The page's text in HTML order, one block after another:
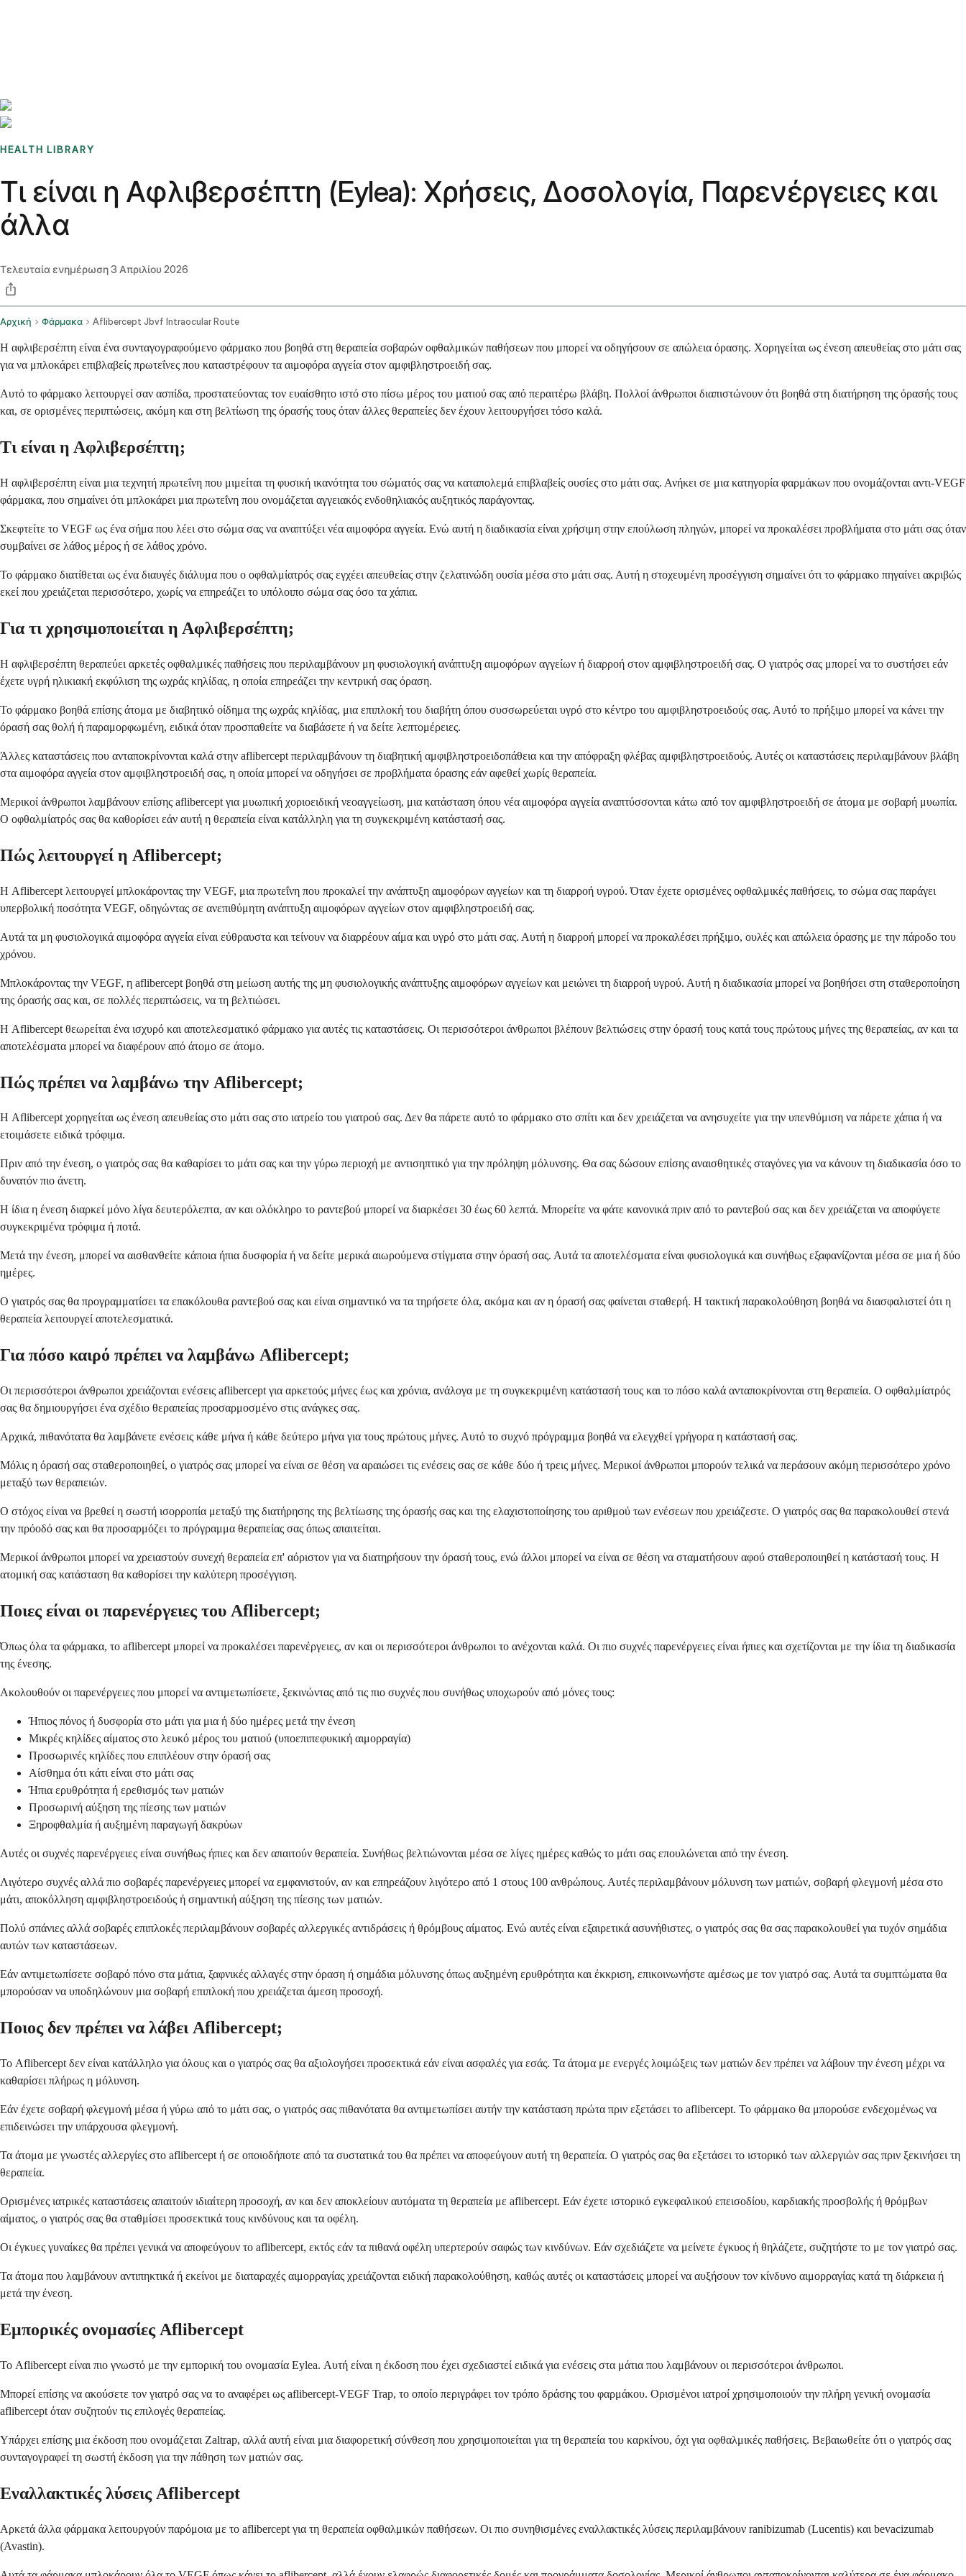
HEALTH LIBRARY
Τι είναι η Αφλιβερσέπτη (Eylea): Χρήσεις, Δοσολογία, Παρενέργειες και
άλλα
Τελευταία ενημέρωση3 Απριλίου 2026
Αρχική Φάρμακα Aflibercept Jbvf Intraocular Route
Η αφλιβερσέπτη είναι ένα συνταγογραφούμενο φάρμακο που βοηθά στη θεραπεία σοβαρών οφθαλμικών παθήσεων που μπορεί να οδηγήσουν σε απώλεια όρασης. Χορηγείται ως ένεση απευθείας στο μάτι σας
για να μπλοκάρει επιβλαβείς πρωτεΐνες που καταστρέφουν τα αιμοφόρα αγγεία στον αμφιβληστροειδή σας.
Αυτό το φάρμακο λειτουργεί σαν ασπίδα, προστατεύοντας τον ευαίσθητο ιστό στο πίσω μέρος του ματιού σας από περαιτέρω βλάβη. Πολλοί άνθρωποι διαπιστώνουν ότι βοηθά στη διατήρηση της όρασής τους
και, σε ορισμένες περιπτώσεις, ακόμη και στη βελτίωση της όρασής τους όταν άλλες θεραπείες δεν έχουν λειτουργήσει τόσο καλά.
Τι είναι η Αφλιβερσέπτη;
Η αφλιβερσέπτη είναι μια τεχνητή πρωτεΐνη που μιμείται τη φυσική ικανότητα του σώματός σας να καταπολεμά επιβλαβείς ουσίες στο μάτι σας. Ανήκει σε μια κατηγορία φαρμάκων που ονομάζονται αντι-VEGF
φάρμακα, που σημαίνει ότι μπλοκάρει μια πρωτεΐνη που ονομάζεται αγγειακός ενδοθηλιακός αυξητικός παράγοντας.
Σκεφτείτε το VEGF ως ένα σήμα που λέει στο σώμα σας να αναπτύξει νέα αιμοφόρα αγγεία. Ενώ αυτή η διαδικασία είναι χρήσιμη στην επούλωση πληγών, μπορεί να προκαλέσει προβλήματα στο μάτι σας όταν
συμβαίνει σε λάθος μέρος ή σε λάθος χρόνο.
Το φάρμακο διατίθεται ως ένα διαυγές διάλυμα που ο οφθαλμίατρός σας εγχέει απευθείας στην ζελατινώδη ουσία μέσα στο μάτι σας. Αυτή η στοχευμένη προσέγγιση σημαίνει ότι το φάρμακο πηγαίνει ακριβώς
εκεί που χρειάζεται περισσότερο, χωρίς να επηρεάζει το υπόλοιπο σώμα σας όσο τα χάπια.
Για τι χρησιμοποιείται η Αφλιβερσέπτη;
Η αφλιβερσέπτη θεραπεύει αρκετές οφθαλμικές παθήσεις που περιλαμβάνουν μη φυσιολογική ανάπτυξη αιμοφόρων αγγείων ή διαρροή στον αμφιβληστροειδή σας. Ο γιατρός σας μπορεί να το συστήσει εάν
έχετε υγρή ηλικιακή εκφύλιση της ωχράς κηλίδας, η οποία επηρεάζει την κεντρική σας όραση.
Το φάρμακο βοηθά επίσης άτομα με διαβητικό οίδημα της ωχράς κηλίδας, μια επιπλοκή του διαβήτη όπου συσσωρεύεται υγρό στο κέντρο του αμφιβληστροειδούς σας. Αυτό το πρήξιμο μπορεί να κάνει την
όρασή σας θολή ή παραμορφωμένη, ειδικά όταν προσπαθείτε να διαβάσετε ή να δείτε λεπτομέρειες.
Άλλες καταστάσεις που ανταποκρίνονται καλά στην aflibercept περιλαμβάνουν τη διαβητική αμφιβληστροειδοπάθεια και την απόφραξη φλέβας αμφιβληστροειδούς. Αυτές οι καταστάσεις περιλαμβάνουν βλάβη
στα αιμοφόρα αγγεία στον αμφιβληστροειδή σας, η οποία μπορεί να οδηγήσει σε προβλήματα όρασης εάν αφεθεί χωρίς θεραπεία.
Μερικοί άνθρωποι λαμβάνουν επίσης aflibercept για μυωπική χοριοειδική νεοαγγείωση, μια κατάσταση όπου νέα αιμοφόρα αγγεία αναπτύσσονται κάτω από τον αμφιβληστροειδή σε άτομα με σοβαρή μυωπία.
Ο οφθαλμίατρός σας θα καθορίσει εάν αυτή η θεραπεία είναι κατάλληλη για τη συγκεκριμένη κατάστασή σας.
Πώς λειτουργεί η Aflibercept;
Η Aflibercept λειτουργεί μπλοκάροντας την VEGF, μια πρωτεΐνη που προκαλεί την ανάπτυξη αιμοφόρων αγγείων και τη διαρροή υγρού. Όταν έχετε ορισμένες οφθαλμικές παθήσεις, το σώμα σας παράγει
υπερβολική ποσότητα VEGF, οδηγώντας σε ανεπιθύμητη ανάπτυξη αιμοφόρων αγγείων στον αμφιβληστροειδή σας.
Αυτά τα μη φυσιολογικά αιμοφόρα αγγεία είναι εύθραυστα και τείνουν να διαρρέουν αίμα και υγρό στο μάτι σας. Αυτή η διαρροή μπορεί να προκαλέσει πρήξιμο, ουλές και απώλεια όρασης με την πάροδο του
χρόνου.
Μπλοκάροντας την VEGF, η aflibercept βοηθά στη μείωση αυτής της μη φυσιολογικής ανάπτυξης αιμοφόρων αγγείων και μειώνει τη διαρροή υγρού. Αυτή η διαδικασία μπορεί να βοηθήσει στη σταθεροποίηση
της όρασής σας και, σε πολλές περιπτώσεις, να τη βελτιώσει.
Η Aflibercept θεωρείται ένα ισχυρό και αποτελεσματικό φάρμακο για αυτές τις καταστάσεις. Οι περισσότεροι άνθρωποι βλέπουν βελτιώσεις στην όρασή τους κατά τους πρώτους μήνες της θεραπείας, αν και τα
αποτελέσματα μπορεί να διαφέρουν από άτομο σε άτομο.
Πώς πρέπει να λαμβάνω την Aflibercept;
Η Aflibercept χορηγείται ως ένεση απευθείας στο μάτι σας στο ιατρείο του γιατρού σας. Δεν θα πάρετε αυτό το φάρμακο στο σπίτι και δεν χρειάζεται να ανησυχείτε για την υπενθύμιση να πάρετε χάπια ή να
ετοιμάσετε ειδικά τρόφιμα.
Πριν από την ένεση, ο γιατρός σας θα καθαρίσει το μάτι σας και την γύρω περιοχή με αντισηπτικό για την πρόληψη μόλυνσης. Θα σας δώσουν επίσης αναισθητικές σταγόνες για να κάνουν τη διαδικασία όσο το
δυνατόν πιο άνετη.
Η ίδια η ένεση διαρκεί μόνο λίγα δευτερόλεπτα, αν και ολόκληρο το ραντεβού μπορεί να διαρκέσει 30 έως 60 λεπτά. Μπορείτε να φάτε κανονικά πριν από το ραντεβού σας και δεν χρειάζεται να αποφύγετε
συγκεκριμένα τρόφιμα ή ποτά.
Μετά την ένεση, μπορεί να αισθανθείτε κάποια ήπια δυσφορία ή να δείτε μερικά αιωρούμενα στίγματα στην όρασή σας. Αυτά τα αποτελέσματα είναι φυσιολογικά και συνήθως εξαφανίζονται μέσα σε μια ή δύο
ημέρες.
Ο γιατρός σας θα προγραμματίσει τα επακόλουθα ραντεβού σας και είναι σημαντικό να τα τηρήσετε όλα, ακόμα και αν η όρασή σας φαίνεται σταθερή. Η τακτική παρακολούθηση βοηθά να διασφαλιστεί ότι η
θεραπεία λειτουργεί αποτελεσματικά.
Για πόσο καιρό πρέπει να λαμβάνω Aflibercept;
Οι περισσότεροι άνθρωποι χρειάζονται ενέσεις aflibercept για αρκετούς μήνες έως και χρόνια, ανάλογα με τη συγκεκριμένη κατάστασή τους και το πόσο καλά ανταποκρίνονται στη θεραπεία. Ο οφθαλμίατρός
σας θα δημιουργήσει ένα σχέδιο θεραπείας προσαρμοσμένο στις ανάγκες σας.
Αρχικά, πιθανότατα θα λαμβάνετε ενέσεις κάθε μήνα ή κάθε δεύτερο μήνα για τους πρώτους μήνες. Αυτό το συχνό πρόγραμμα βοηθά να ελεγχθεί γρήγορα η κατάστασή σας.
Μόλις η όρασή σας σταθεροποιηθεί, ο γιατρός σας μπορεί να είναι σε θέση να αραιώσει τις ενέσεις σας σε κάθε δύο ή τρεις μήνες. Μερικοί άνθρωποι μπορούν τελικά να περάσουν ακόμη περισσότερο χρόνο
μεταξύ των θεραπειών.
Ο στόχος είναι να βρεθεί η σωστή ισορροπία μεταξύ της διατήρησης της βελτίωσης της όρασής σας και της ελαχιστοποίησης του αριθμού των ενέσεων που χρειάζεστε. Ο γιατρός σας θα παρακολουθεί στενά
την πρόοδό σας και θα προσαρμόζει το πρόγραμμα θεραπείας σας όπως απαιτείται.
Μερικοί άνθρωποι μπορεί να χρειαστούν συνεχή θεραπεία επ' αόριστον για να διατηρήσουν την όρασή τους, ενώ άλλοι μπορεί να είναι σε θέση να σταματήσουν αφού σταθεροποιηθεί η κατάστασή τους. Η
ατομική σας κατάσταση θα καθορίσει την καλύτερη προσέγγιση.
Ποιες είναι οι παρενέργειες του Aflibercept;
Όπως όλα τα φάρμακα, το aflibercept μπορεί να προκαλέσει παρενέργειες, αν και οι περισσότεροι άνθρωποι το ανέχονται καλά. Οι πιο συχνές παρενέργειες είναι ήπιες και σχετίζονται με την ίδια τη διαδικασία
της ένεσης.
Ακολουθούν οι παρενέργειες που μπορεί να αντιμετωπίσετε, ξεκινώντας από τις πιο συχνές που συνήθως υποχωρούν από μόνες τους:
Ήπιος πόνος ή δυσφορία στο μάτι για μια ή δύο ημέρες μετά την ένεση
Μικρές κηλίδες αίματος στο λευκό μέρος του ματιού (υποεπιπεφυκική αιμορραγία)
Προσωρινές κηλίδες που επιπλέουν στην όρασή σας
Αίσθημα ότι κάτι είναι στο μάτι σας
Ήπια ερυθρότητα ή ερεθισμός των ματιών
Προσωρινή αύξηση της πίεσης των ματιών
Ξηροφθαλμία ή αυξημένη παραγωγή δακρύων
Αυτές οι συχνές παρενέργειες είναι συνήθως ήπιες και δεν απαιτούν θεραπεία. Συνήθως βελτιώνονται μέσα σε λίγες ημέρες καθώς το μάτι σας επουλώνεται από την ένεση.
Λιγότερο συχνές αλλά πιο σοβαρές παρενέργειες μπορεί να εμφανιστούν, αν και επηρεάζουν λιγότερο από 1 στους 100 ανθρώπους. Αυτές περιλαμβάνουν μόλυνση των ματιών, σοβαρή φλεγμονή μέσα στο
μάτι, αποκόλληση αμφιβληστροειδούς ή σημαντική αύξηση της πίεσης των ματιών.
Πολύ σπάνιες αλλά σοβαρές επιπλοκές περιλαμβάνουν σοβαρές αλλεργικές αντιδράσεις ή θρόμβους αίματος. Ενώ αυτές είναι εξαιρετικά ασυνήθιστες, ο γιατρός σας θα σας παρακολουθεί για τυχόν σημάδια
αυτών των καταστάσεων.
Εάν αντιμετωπίσετε σοβαρό πόνο στα μάτια, ξαφνικές αλλαγές στην όραση ή σημάδια μόλυνσης όπως αυξημένη ερυθρότητα και έκκριση, επικοινωνήστε αμέσως με τον γιατρό σας. Αυτά τα συμπτώματα θα
μπορούσαν να υποδηλώνουν μια σοβαρή επιπλοκή που χρειάζεται άμεση προσοχή.
Ποιος δεν πρέπει να λάβει Aflibercept;
Το Aflibercept δεν είναι κατάλληλο για όλους και ο γιατρός σας θα αξιολογήσει προσεκτικά εάν είναι ασφαλές για εσάς. Τα άτομα με ενεργές λοιμώξεις των ματιών δεν πρέπει να λάβουν την ένεση μέχρι να
καθαρίσει πλήρως η μόλυνση.
Εάν έχετε σοβαρή φλεγμονή μέσα ή γύρω από το μάτι σας, ο γιατρός σας πιθανότατα θα αντιμετωπίσει αυτήν την κατάσταση πρώτα πριν εξετάσει το aflibercept. Το φάρμακο θα μπορούσε ενδεχομένως να
επιδεινώσει την υπάρχουσα φλεγμονή.
Τα άτομα με γνωστές αλλεργίες στο aflibercept ή σε οποιοδήποτε από τα συστατικά του θα πρέπει να αποφεύγουν αυτή τη θεραπεία. Ο γιατρός σας θα εξετάσει το ιστορικό των αλλεργιών σας πριν ξεκινήσει τη
θεραπεία.
Ορισμένες ιατρικές καταστάσεις απαιτούν ιδιαίτερη προσοχή, αν και δεν αποκλείουν αυτόματα τη θεραπεία με aflibercept. Εάν έχετε ιστορικό εγκεφαλικού επεισοδίου, καρδιακής προσβολής ή θρόμβων
αίματος, ο γιατρός σας θα σταθμίσει προσεκτικά τους κινδύνους και τα οφέλη.
Οι έγκυες γυναίκες θα πρέπει γενικά να αποφεύγουν το aflibercept, εκτός εάν τα πιθανά οφέλη υπερτερούν σαφώς των κινδύνων. Εάν σχεδιάζετε να μείνετε έγκυος ή θηλάζετε, συζητήστε το με τον γιατρό σας.
Τα άτομα που λαμβάνουν αντιπηκτικά ή εκείνοι με διαταραχές αιμορραγίας χρειάζονται ειδική παρακολούθηση, καθώς αυτές οι καταστάσεις μπορεί να αυξήσουν τον κίνδυνο αιμορραγίας κατά τη διάρκεια ή
μετά την ένεση.
Εμπορικές ονομασίες Aflibercept
Το Aflibercept είναι πιο γνωστό με την εμπορική του ονομασία Eylea. Αυτή είναι η έκδοση που έχει σχεδιαστεί ειδικά για ενέσεις στα μάτια που λαμβάνουν οι περισσότεροι άνθρωποι.
Μπορεί επίσης να ακούσετε τον γιατρό σας να το αναφέρει ως aflibercept-VEGF Trap, το οποίο περιγράφει τον τρόπο δράσης του φαρμάκου. Ορισμένοι ιατροί χρησιμοποιούν την πλήρη γενική ονομασία
aflibercept όταν συζητούν τις επιλογές θεραπείας.
Υπάρχει επίσης μια έκδοση που ονομάζεται Zaltrap, αλλά αυτή είναι μια διαφορετική σύνθεση που χρησιμοποιείται για τη θεραπεία του καρκίνου, όχι για οφθαλμικές παθήσεις. Βεβαιωθείτε ότι ο γιατρός σας
συνταγογραφεί τη σωστή έκδοση για την πάθηση των ματιών σας.
Εναλλακτικές λύσεις Aflibercept
Αρκετά άλλα φάρμακα λειτουργούν παρόμοια με το aflibercept για τη θεραπεία οφθαλμικών παθήσεων. Οι πιο συνηθισμένες εναλλακτικές λύσεις περιλαμβάνουν ranibizumab (Lucentis) και bevacizumab
(Avastin).